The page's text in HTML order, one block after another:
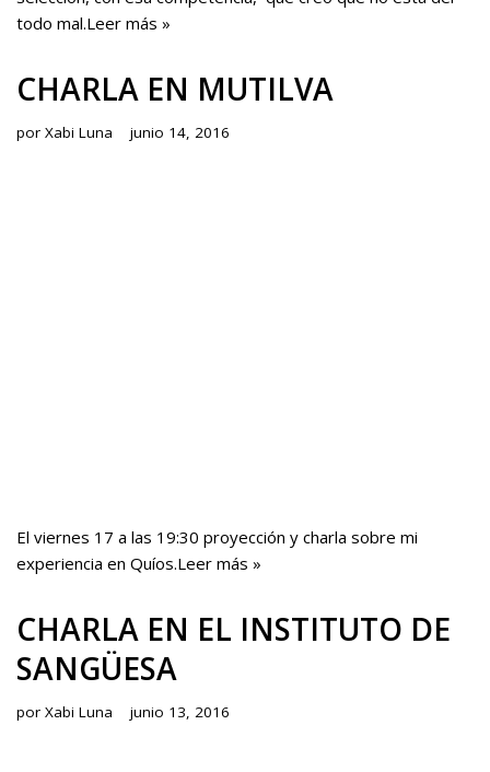
todo mal.Leer más »
CHARLA EN MUTILVA
por Xabi Luna junio 14, 2016
El viernes 17 a las 19:30 proyección y charla sobre mi
experiencia en Quíos.Leer más »
CHARLA EN EL INSTITUTO DE
SANGÜESA
por Xabi Luna junio 13, 2016